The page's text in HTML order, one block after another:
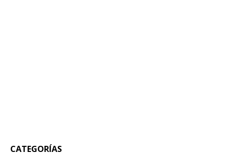
CATEGORÍAS